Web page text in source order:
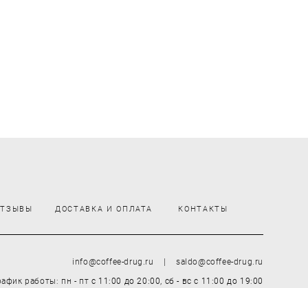
ДОСТАВКА И ОПЛАТА КОНТАКТЫ
info@coffee-drug.ru | saldo@coffee-drug.ru
работы: пн - пт с 11:00 до 20:00, сб - всс 11:00 до 19:00